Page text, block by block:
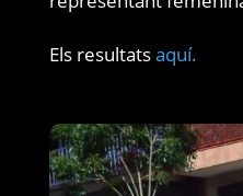
Els resultatsaquí.